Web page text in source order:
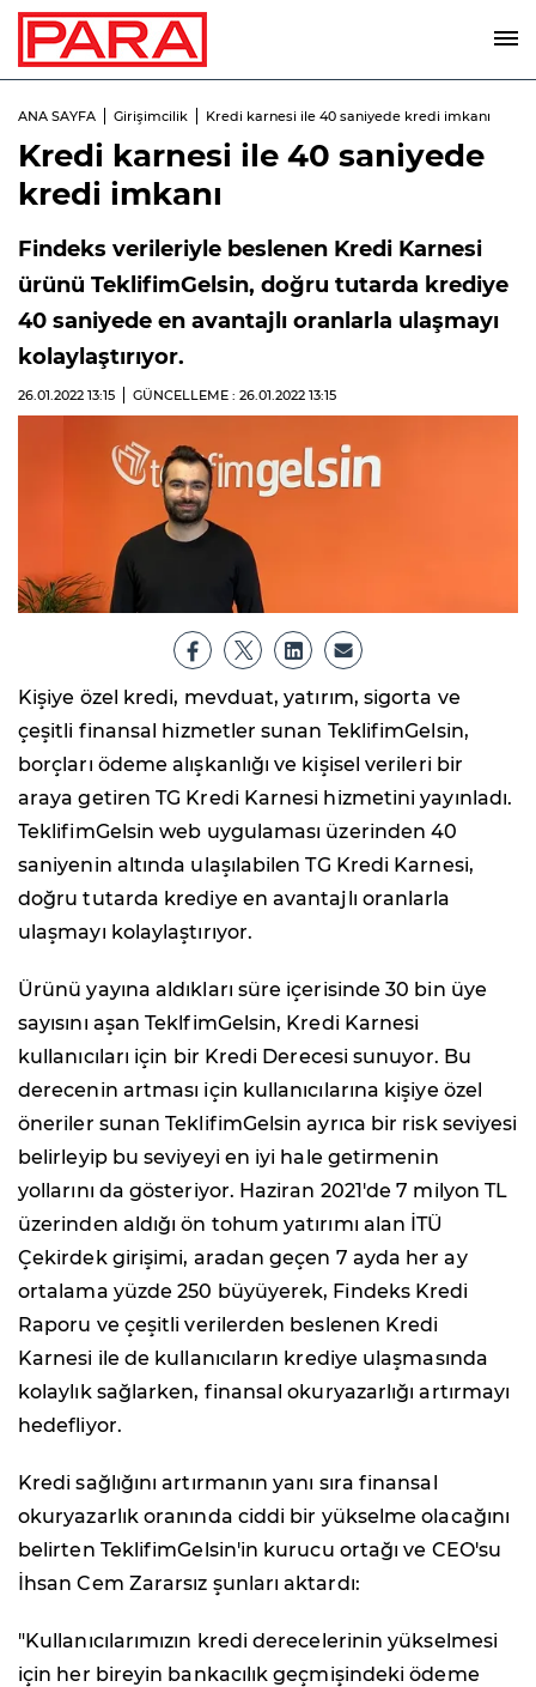
ANA SAYFA Girişimcilik Kredi karnesi ile 40 saniyede kredi imkanı
Kredi karnesi ile 40 saniyede
kredi imkanı
Findeks verileriyle beslenen Kredi Karnesi
ürünü TeklifimGelsin, doğru tutarda krediye
40 saniyede en avantajlı oranlarla ulaşmayı
kolaylaştırıyor.
26.01.2022 13:15 GÜNCELLEME : 26.01.2022 13:15
Kişiye özel kredi, mevduat, yatırım, sigorta ve
çeşitli finansal hizmetler sunan TeklifimGelsin,
borçları ödeme alışkanlığı ve kişisel verileri bir
araya getiren TG Kredi Karnesi hizmetini yayınladı.
TeklifimGelsin web uygulaması üzerinden 40
saniyenin altında ulaşılabilen TG Kredi Karnesi,
doğru tutarda krediye en avantajlı oranlarla
ulaşmayı kolaylaştırıyor.
Ürünü yayına aldıkları süre içerisinde 30 bin üye
sayısını aşan TeklfimGelsin, Kredi Karnesi
kullanıcıları için bir Kredi Derecesi sunuyor. Bu
derecenin artması için kullanıcılarına kişiye özel
öneriler sunan TeklifimGelsin ayrıca bir risk seviyesi
belirleyip bu seviyeyi en iyi hale getirmenin
yollarını da gösteriyor. Haziran 2021'de 7 milyon TL
üzerinden aldığı ön tohum yatırımı alan İTÜ
Çekirdek girişimi, aradan geçen 7 ayda her ay
ortalama yüzde 250 büyüyerek, Findeks Kredi
Raporu ve çeşitli verilerden beslenen Kredi
Karnesi ile de kullanıcıların krediye ulaşmasında
kolaylık sağlarken, finansal okuryazarlığı artırmayı
hedefliyor.
Kredi sağlığını artırmanın yanı sıra finansal
okuryazarlık oranında ciddi bir yükselme olacağını
belirten TeklifimGelsin'in kurucu ortağı ve CEO'su
İhsan Cem Zararsız şunları aktardı:
"Kullanıcılarımızın kredi derecelerinin yükselmesi
için her bireyin bankacılık geçmişindeki ödeme